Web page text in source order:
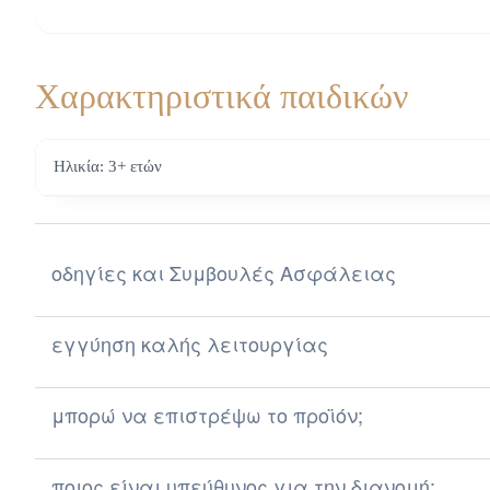
Χαρακτηριστικά παιδικών
Ηλικία: 3+ ετών
οδηγίες και Συμβουλές Ασφάλειας
Καταναλωτή
εγγύηση καλής λειτουργίας
μπορώ να επιστρέψω το προϊόν;